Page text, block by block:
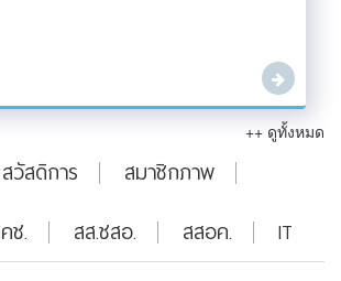
++ ดูทั้งหมด
สวัสดิการ
สมาชิกภาพ
ช. สส.ชสอ. สสอค. IT